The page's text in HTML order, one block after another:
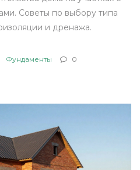
Советы по выбору типа
и дренажа.
Фундаменты 0